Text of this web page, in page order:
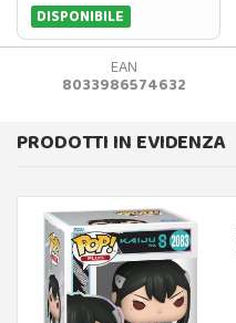
DISPONIBILE
EAN
8033986574632
PRODOTTI IN EVIDENZA